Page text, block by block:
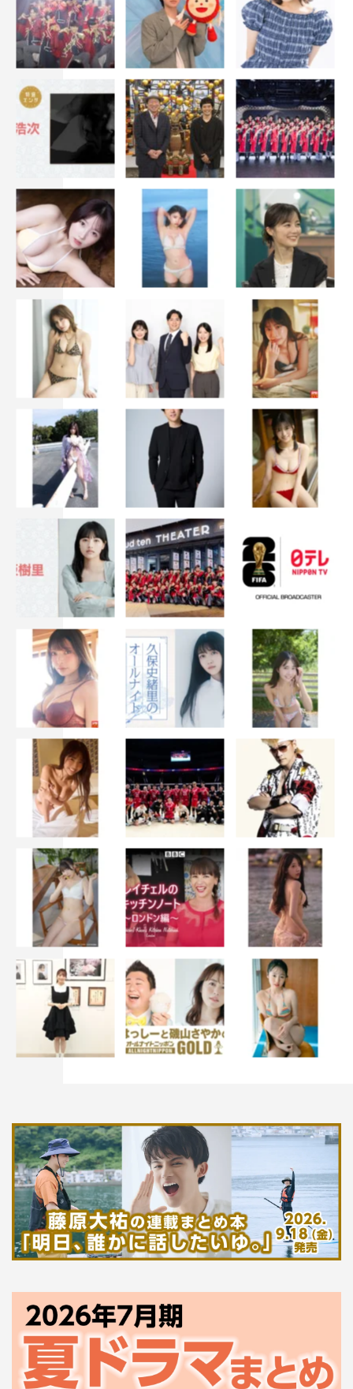
花澤香菜 コメント
◆スーパーオーディエンス就任が決まったときの心境
去年に続いてお声を掛けていただいて、ありがとうござい
ます！『THE SECOND』は、第１回から拝見しています
が、年々、楽しみな気持ちが大きくなっているというか。
私ももう30代後半になって、ゆったりお笑いを楽しむ時間
が欲しいなって思うことが増えてきたんですね（笑）。そ
と、すごく面白くて刺激も受けつつ、落ち着いて楽しめる
んですよね。今年も、皆さんの6分間のネタをゆったり
と、しっかりと堪能したいと思います。
◆今大会の注目ポイント
今年のファイナリストの皆さんは、例年と比べると、わり
と年齢層が低めな印象がありますね。ヤングさん、黒帯さ
ん、リニアさんと、私と同世代の方がけっこういらっしゃ
るのも気になります。また、グランプリファイナル初出場
の方も多くて、私自身、そこまでネタを見たことがなかっ
たコンビもいらっしゃるので、新しい“推し”が見つかるか
も…と期待しています！
◆『THE SECOND』の魅力
やっぱり何と言っても、6分間の漫才をしっかり見られる
のが大きな魅力だと思います。しかもその6分という時間
の中で、演じている漫才師さんの人柄も見えてくるから、
全員応援したくなっちゃうんですよね（笑）。それと、優
勝するためには、6分のネタが3本必要、というところも大
きいような気がします。6分のネタを3回披露することで、
長年の経験値を積んだ漫才師でないと生み出せない“何
か”が見られる、というか。実はそこが一番の魅力なのか
もしれません。
松村沙友理 コメント
◆スーパーオーディエンス就任が決まったときの心境
いつもテレビで見ている『THE SECOND』の空気を生で
感じられることがとっても嬉しいです！毎年見ていて、緊
張感がありながらも楽しそうな会場の雰囲気を感じていた
ので、今年はそこに立ち会うことができるんだと、すごく
ワクワクしています！
◆今大会の注目ポイント
個人的に注目しているのは、シャンプーハットさんとリニ
アさんの対決です。シャンプーハットさんは私が子どもの
頃からずっとテレビで見ている芸人さんで、大人気だから
こそ、あらためて“漫才も面白いんだ”と世の中に見せつけ
てやってほしい！…という気持ちがあるんですが、対戦相
激アツだなと思います！
◆『THE SECOND』の魅力
長くやってきて、酸いも甘いも味わってきた漫才師の皆さ
んの“人生が乗った漫才”は、まるで6分間の映画のように
感じます。“『THE SECOND』で人生が変わった”とおっ
に面白い漫才が集まっている大会だと思います！
番組概要